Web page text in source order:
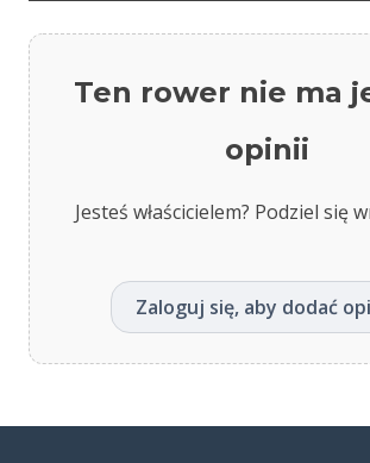
Ten rower nie ma
opinii
Jesteś właścicielem? Podziel się
Zaloguj się, aby dodać